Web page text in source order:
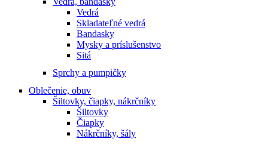
Vedrá
Skladateľné vedrá
Bandasky
Mysky a príslušenstvo
Sitá
Sprchy a pumpičky
Oblečenie, obuv
Šiltovky, čiapky, nákrčníky
Šiltovky
Čiapky
Nákrčníky, šály